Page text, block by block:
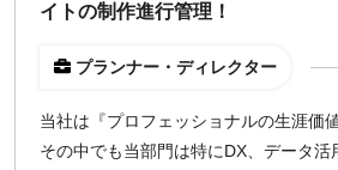
イトの制作進行管理！
プランナー・ディレクター
当社は『プロフェッショナルの生涯価
その中でも当部門は特にDX、データ活